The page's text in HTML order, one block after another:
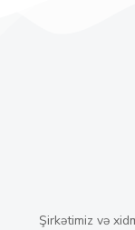
Şirkətimiz və